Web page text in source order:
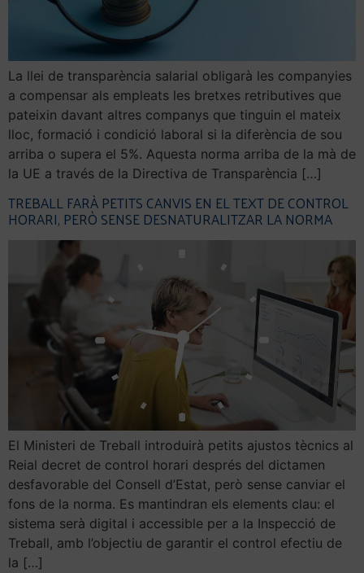
La llei de transparència salarial obligarà les companyies
a compensar als empleats les bretxes retributives que
pateixin davant altres companys que tinguin el mateix
lloc, formació i condició laboral si la diferència de sou
arriba o supera el 5%. Aquesta norma arriba de la mà de
la UE a través de la Directiva de Transparència […]
TREBALL FARÀ PETITS CANVIS EN EL TEXT DE CONTROL
HORARI, PERÒ SENSE DESNATURALITZAR LA NORMA
El Ministeri de Treball introduirà petits ajustos tècnics al
Reial decret de control horari després del dictamen
desfavorable del Consell d’Estat, però sense canviar el
fons de la norma. Es mantindran els elements clau: el
sistema serà digital i accessible per a la Inspecció de
Treball, amb l’objectiu de garantir el control efectiu de
la […]